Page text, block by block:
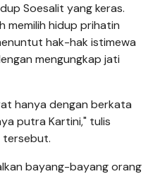
Soesalit yang keras.
memilih hidup prihatin
hak-hak istimewa
mengungkap jati
hanya dengan berkata
putra Kartini," tulis
tersebut.
bayang-bayang orang